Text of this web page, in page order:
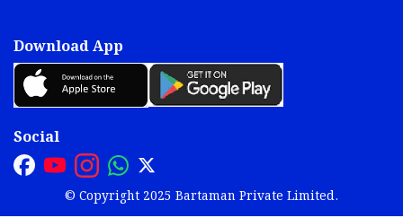
Download App
Social
© Copyright 2025 Bartaman Private Limited.